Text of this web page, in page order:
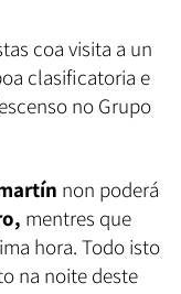
coa visita a un
clasificatoria e
no Grupo
non poderá
mentres que
hora. Todo isto
na noite deste